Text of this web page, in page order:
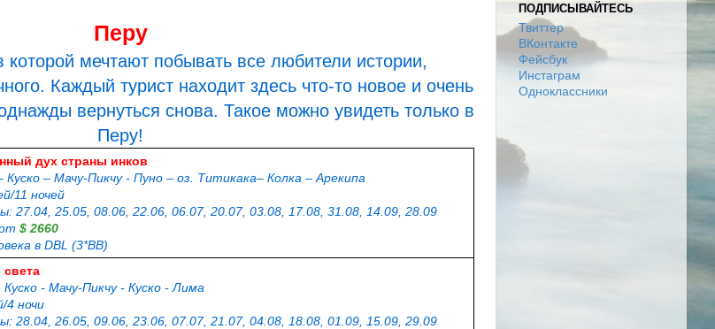
Перу
которой мечтают побывать все любители истории,
Каждый турист находит здесь что-то новое и очень
вернуться снова. Такое можно увидеть только в
Перу!
дух страны инков
Куско – Мачу-Пикчу - Пуно – оз. Титикака– Колка – Арекипа
11 ночей
27.04, 25.05, 08.06, 22.06, 06.07, 20.07, 03.08, 17.08, 31.08, 14.09, 28.09
$ 2660
в DBL (3*BB)
- Мачу-Пикчу - Куско - Лима
4 ночи
28.04, 26.05, 09.06, 23.06, 07.07, 21.07, 04.08, 18.08, 01.09, 15.09, 29.09
ПОДПИСЫВАЙТЕСЬ
Твиттер
ВКонтакте
Фейсбук
Инстаграм
Одноклассники